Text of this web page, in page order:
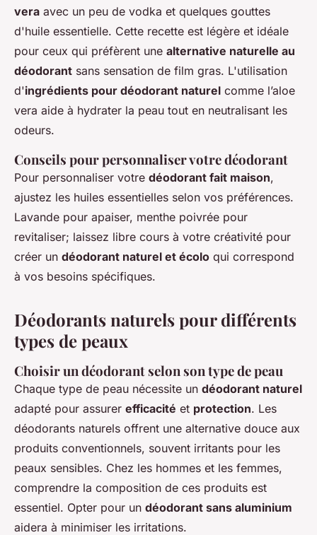
vera avec un peu de vodka et quelques gouttes
d'huile essentielle. Cette recette est légère et idéale
pour ceux qui préfèrent une alternative naturelle au
déodorant sans sensation de film gras. L'utilisation
d'ingrédients pour déodorant naturel comme l’aloe
vera aide à hydrater la peau tout en neutralisant les
odeurs.
Conseils pour personnaliser votre déodorant
Pour personnaliser votre déodorant fait maison,
ajustez les huiles essentielles selon vos préférences.
Lavande pour apaiser, menthe poivrée pour
revitaliser; laissez libre cours à votre créativité pour
créer un déodorant naturel et écolo qui correspond
à vos besoins spécifiques.
Déodorants naturels pour différents
types de peaux
Choisir un déodorant selon son type de peau
Chaque type de peau nécessite un déodorant naturel
adapté pour assurer efficacité et protection. Les
déodorants naturels offrent une alternative douce aux
produits conventionnels, souvent irritants pour les
peaux sensibles. Chez les hommes et les femmes,
comprendre la composition de ces produits est
essentiel. Opter pour un déodorant sans aluminium
aidera à minimiser les irritations.